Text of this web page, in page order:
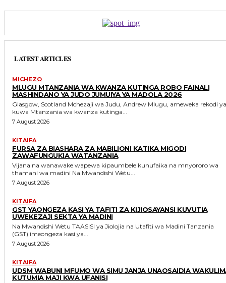
LATEST ARTICLES
MICHEZO
MLUGU MTANZANIA WA KWANZA KUTINGA ROBO FAINALI
MASHINDANO YA JUDO JUMUIYA YA MADOLA 2026
Glasgow, Scotland Mchezaji wa Judu, Andrew Mlugu, ameweka rekodi ya
kuwa Mtanzania wa kwanza kutinga...
7 August 2026
KITAIFA
FURSA ZA BIASHARA ZA MABILIONI KATIKA MIGODI
ZAWAFUNGUKIA WATANZANIA
Vijana na wanawake wapewa kipaumbele kunufaika na mnyororo wa
thamani wa madini Na Mwandishi Wetu...
7 August 2026
KITAIFA
GST YAONGEZA KASI YA TAFITI ZA KIJIOSAYANSI KUVUTIA
UWEKEZAJI SEKTA YA MADINI
Na Mwandishi Wetu TAASISI ya Jiolojia na Utafiti wa Madini Tanzania
(GST) imeongeza kasi ya...
7 August 2026
KITAIFA
UDSM WABUNI MFUMO WA SIMU JANJA UNAOSAIDIA
KUTUMIA MAJI KWA UFANISI